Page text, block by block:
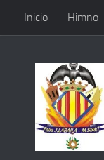
Saltar al contenido
Inicio Himno